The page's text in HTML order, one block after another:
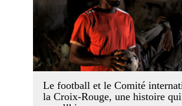
Le football et le Comité
la Croix-Rouge, une histoire